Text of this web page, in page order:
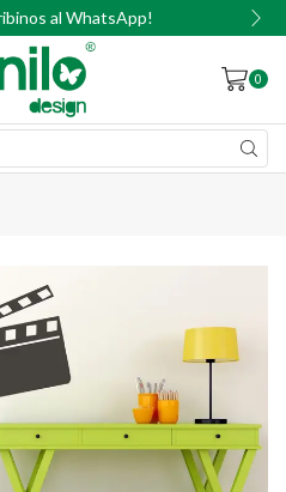
al WhatsApp!
0